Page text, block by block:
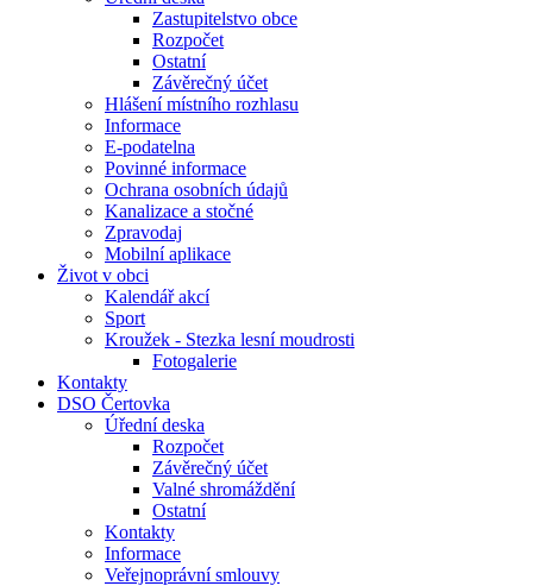
Zastupitelstvo obce
Rozpočet
Ostatní
Závěrečný účet
Hlášení místního rozhlasu
Informace
E-podatelna
Povinné informace
Ochrana osobních údajů
Kanalizace a stočné
Zpravodaj
Mobilní aplikace
Život v obci
Kalendář akcí
Sport
Kroužek - Stezka lesní moudrosti
Fotogalerie
Kontakty
DSO Čertovka
Úřední deska
Rozpočet
Závěrečný účet
Valné shromáždění
Ostatní
Kontakty
Informace
Veřejnoprávní smlouvy